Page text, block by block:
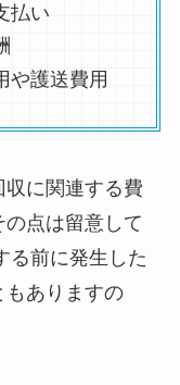
払い
や護送費用
に関連する費
点は留意して
る前に発生した
もありますの